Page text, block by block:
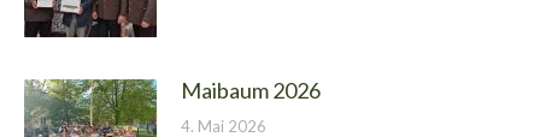
Maibaum 2026
4. Mai 2026